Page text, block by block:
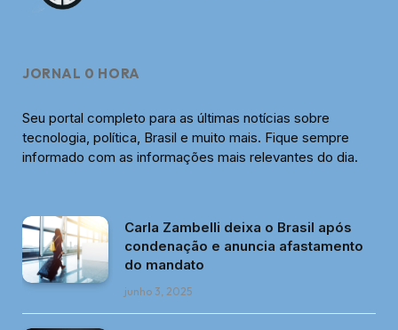
JORNAL 0 HORA
Seu portal completo para as últimas notícias sobre
tecnologia, política, Brasil e muito mais. Fique sempre
informado com as informações mais relevantes do dia.
Carla Zambelli deixa o Brasil após
condenação e anuncia afastamento
do mandato
junho 3, 2025